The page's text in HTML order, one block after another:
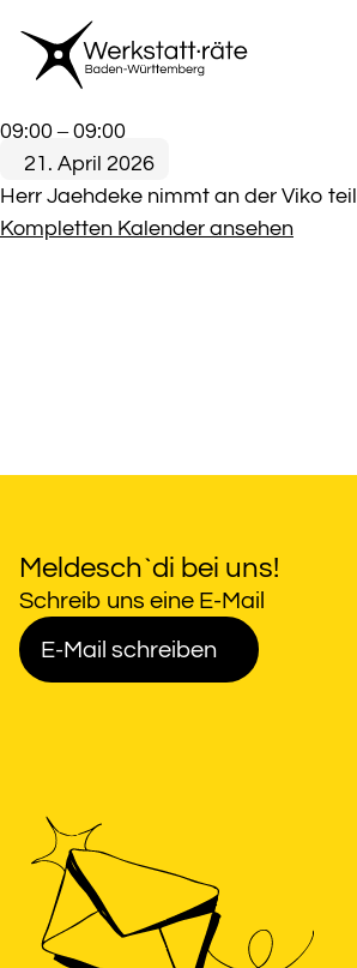
Inhalt
springen
WRD
Viko
09:00 –09:00
21. April 2026
Herr Jaehdeke nimmt an der Viko teil
Kompletten Kalender ansehen
Meldesch`di bei uns!
Schreib uns eine E-Mail
E-Mail schreiben